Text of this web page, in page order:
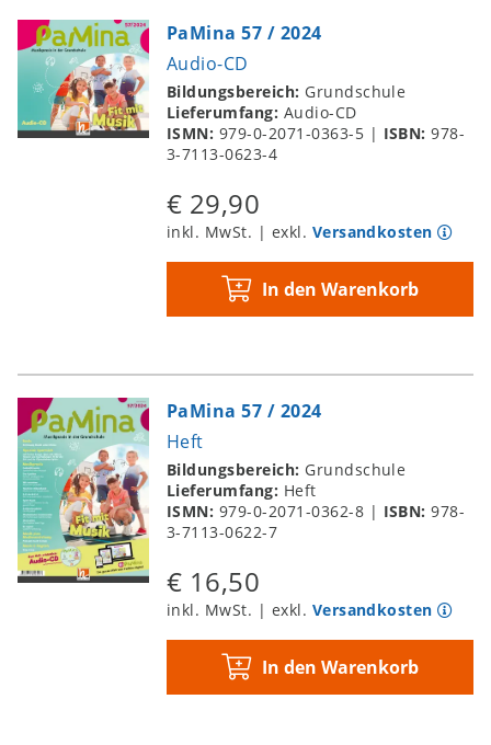
PaMina 57 / 2024
Audio-CD
Bildungsbereich: Grundschule
Lieferumfang: Audio-CD
ISMN: 979-0-2071-0363-5 | ISBN:978-
3-7113-0623-4
€ 29,90
inkl. MwSt. | exkl. Versandkosten
In den Warenkorb
PaMina 57 / 2024
Heft
Bildungsbereich: Grundschule
Lieferumfang: Heft
ISMN: 979-0-2071-0362-8 | ISBN:978-
3-7113-0622-7
€ 16,50
inkl. MwSt. | exkl. Versandkosten
In den Warenkorb